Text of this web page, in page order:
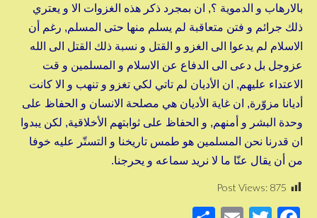
بالارهاب و الدموية ؟, ان بمجرد ذكر هذه الغزوات الا و يعتري
ذلك جرائم و فتن متعاقبة لم يسلم منها حتى المسلم, رغم أن
الاسلام لم يدعوا الى الغزو و القتل و نسبة ذلك القتل الى الله
عزوجل بل دعى الى الدفاع عن الاسلام و المسلمين و قت
الاعتداء عليهم, ان الأديان لم تاتي لكي تغزو و تنهب و الا كانت
أديانا مزوّرة, ان غاية الأديان هي مصلحة الانسان و الحفاظ على
وحدة البشر و أمنهم, و الحفاظ على ثوابتهم الأخلاقية, لكن يبدوا
ان قدرنا نحن المسلمين هو طمس تاريخنا و التستّر عليه خوفا
من أن يقال عنّا ما لا نريد سماعه و يحرجنا.
Post Views: 875